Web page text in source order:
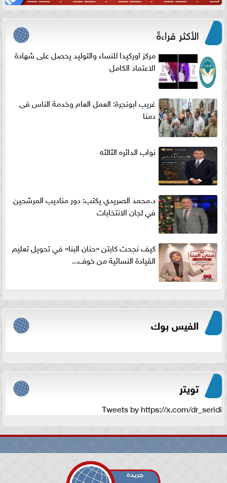
الأكثر قراءةً
مركز اوركيدا للنساء والتوليد يحصل على شهادة
الاعتماد الكامل
غريب ابونجرة: العمل العام وخدمة الناس فى
دمنا
نواب الدائره الثالثه
د.محمد الصريدي يكتب: دور مناديب المرشحين
في لجان الانتخابات
كيف نجحت كابتن «حنان البنا» في تحويل تعليم
القيادة النسائية من خوف...
الفيس بوك
تويتر
Tweets by https://x.com/dr_seridi